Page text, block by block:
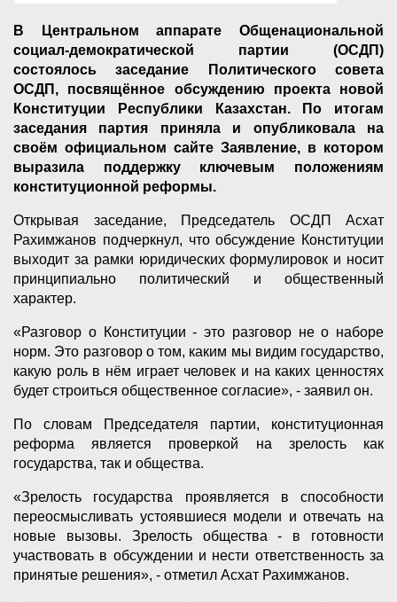
В Центральном аппарате Общенациональной
социал-демократической партии (ОСДП)
состоялось заседание Политического совета
ОСДП, посвящённое обсуждению проекта новой
Конституции Республики Казахстан. По итогам
заседания партия приняла и опубликовала на
своём официальном сайте Заявление, в котором
выразила поддержку ключевым положениям
конституционной реформы.
Открывая заседание, Председатель ОСДП Асхат
Рахимжанов подчеркнул, что обсуждение Конституции
выходит за рамки юридических формулировок и носит
принципиально политический и общественный
характер.
«Разговор о Конституции - это разговор не о наборе
норм. Это разговор о том, каким мы видим государство,
какую роль в нём играет человек и на каких ценностях
будет строиться общественное согласие», - заявил он.
По словам Председателя партии, конституционная
реформа является проверкой на зрелость как
государства, так и общества.
«Зрелость государства проявляется в способности
переосмысливать устоявшиеся модели и отвечать на
новые вызовы. Зрелость общества - в готовности
участвовать в обсуждении и нести ответственность за
принятые решения», - отметил Асхат Рахимжанов.